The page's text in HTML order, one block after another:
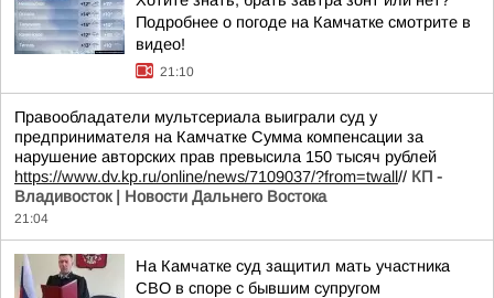
Подробнее о погоде на Камчатке смотрите в
видео!
21:10
Правообладатели мультсериала выиграли суд у
предпринимателя на Камчатке Сумма компенсации за
нарушение авторских прав превысила 150 тысяч рублей
https://www.dv.kp.ru/online/news/7109037/?from=twall// КП -
Владивосток | Новости Дальнего Востока
21:04
На Камчатке суд защитил мать участника
СВО в споре с бывшим супругом